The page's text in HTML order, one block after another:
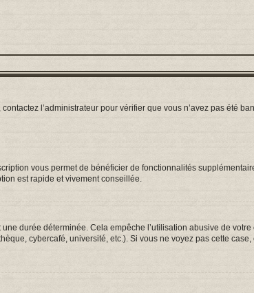
l’administrateur pour vérifier que vous n’avez pas été
vous permet de bénéficier de fonctionnalités
est rapide et vivement conseillée.
durée déterminée. Cela empêche l’utilisation abusive de votre
cybercafé, université, etc.). Si vous ne voyez pas cette